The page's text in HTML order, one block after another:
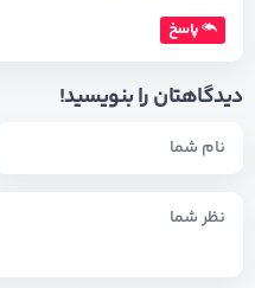
پاسخ
دیدگاهتان را بنویسید!